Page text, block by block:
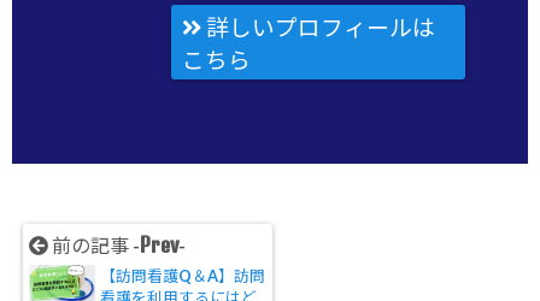
詳しいプロフィールは
こちら
前の記事 -Prev-
【訪問看護Q＆A】訪問
看護を利用するにはど